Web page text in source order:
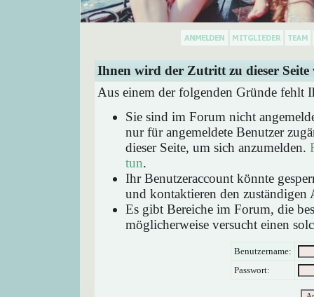
Ihnen wird der Zutritt zu dieser Seite
Aus einem der folgenden Gründe fehlt
Sie sind im Forum nicht
nur für angemeldete Benutzer
dieser Seite, um sich anzumelden.
tun.
Ihr Benutzeraccount könnte
und kontaktieren den zuständigen
Es gibt Bereiche im Forum, die
möglicherweise versucht einen
Benutzername:
Passwort: